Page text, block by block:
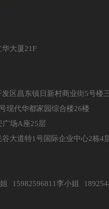
大厦21F
区昌东镇日新村商业街5号楼
现代华都家园综合楼26楼
广场A座25层
大道特1号国际企业中心2栋4
姐 15982596811李小姐